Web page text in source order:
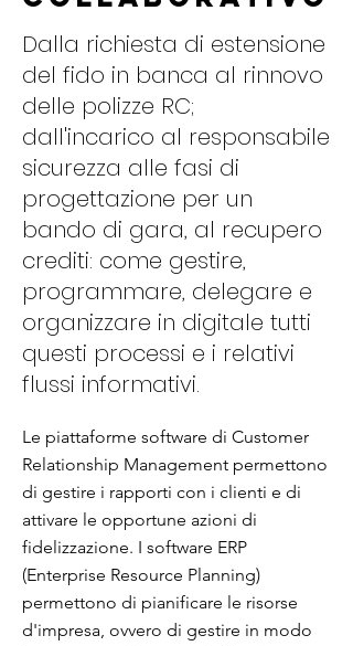
Dalla richiesta di estensione
del fido in banca al rinnovo
delle polizze RC;
dall'incarico al responsabile
sicurezza alle fasi di
progettazione per un
bando di gara, al recupero
crediti: come gestire,
programmare, delegare e
organizzare in digitale tutti
questi processi e i relativi
flussi informativi.
Le piattaforme software di Customer
Relationship Management permettono
di gestire i rapporti con i clienti e di
attivare le opportune azioni di
fidelizzazione. I software ERP
(Enterprise Resource Planning)
permettono di pianificare le risorse
d'impresa, ovvero di gestire in modo